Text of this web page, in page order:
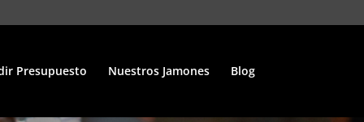
Presupuesto Nuestros Jamones Blog